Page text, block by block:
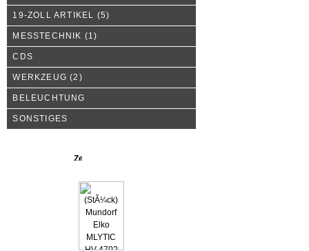
19-ZOLL ARTIKEL (5)
MESSTECHNIK (1)
CDS
WERKZEUG (2)
BELEUCHTUNG
SONSTIGES